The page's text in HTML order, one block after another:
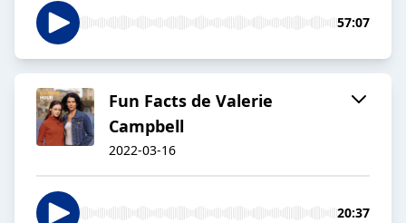
57:07
Fun Facts de Valerie
Campbell
2022-03-16
20:37